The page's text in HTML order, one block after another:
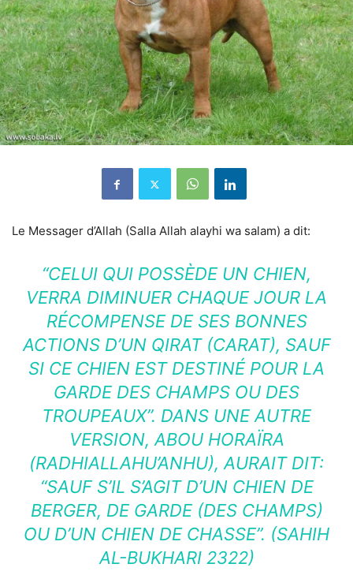
Le Messager d’Allah (Salla Allah alayhi wa salam) a dit:
“CELUI QUI POSSÈDE UN CHIEN,
VERRA DIMINUER CHAQUE JOUR LA
RÉCOMPENSE DE SES BONNES
ACTIONS D’UN QIRAT (CARAT), SAUF
SI CE CHIEN EST DESTINÉ POUR LA
GARDE DES CHAMPS OU DES
TROUPEAUX”. DANS UNE AUTRE
VERSION, ABOU HORAÏRA
(RADHIALLAHU’ANHU), AURAIT DIT:
“SAUF S’IL S’AGIT D’UN CHIEN DE
BERGER, DE GARDE (DES CHAMPS)
OU D’UN CHIEN DE CHASSE”. (SAHIH
AL-BUKHARI 2322)